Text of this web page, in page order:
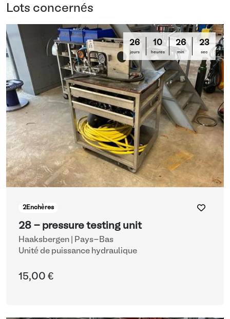
Lots concernés
26
jours
10
heures
26
min
22
sec
2Enchères
28 - pressure testing unit
Haaksbergen | Pays-Bas
Unité de puissance hydraulique
15,00 €